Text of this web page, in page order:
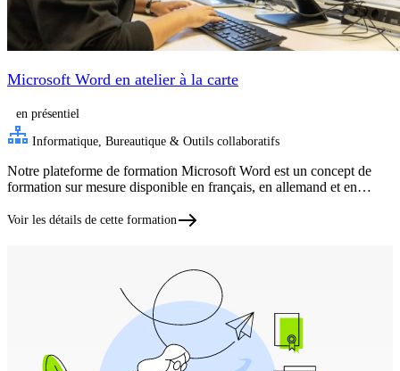
Microsoft Word en atelier à la carte
en présentiel
Informatique, Bureautique & Outils collaboratifs
Notre plateforme de formation Microsoft Word est un concept de
formation sur mesure disponible en français, en allemand et en…
Voir les détails de cette formation